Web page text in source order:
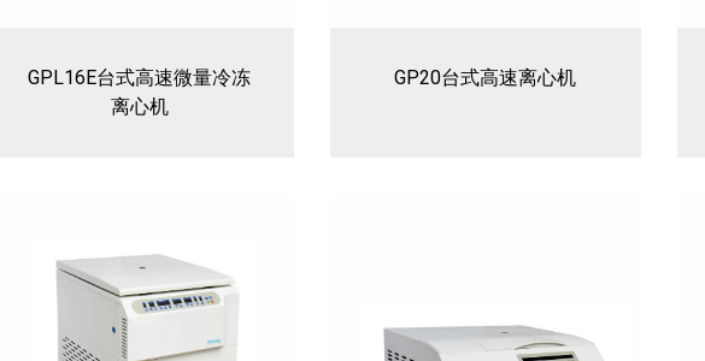
GPL16E台式高速微量冷冻
离心机
GP20台式高速离心机